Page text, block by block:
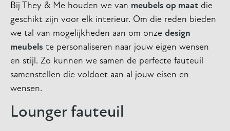
Bij They & Me houden we van meubels op maat die
geschikt zijn voor elk interieur. Om die reden bieden
we tal van mogelijkheden aan om onze design
meubels te personaliseren naar jouw eigen wensen
en stijl. Zo kunnen we samen de perfecte fauteuil
samenstellen die voldoet aan al jouw eisen en
wensen.
Lounger fauteuil